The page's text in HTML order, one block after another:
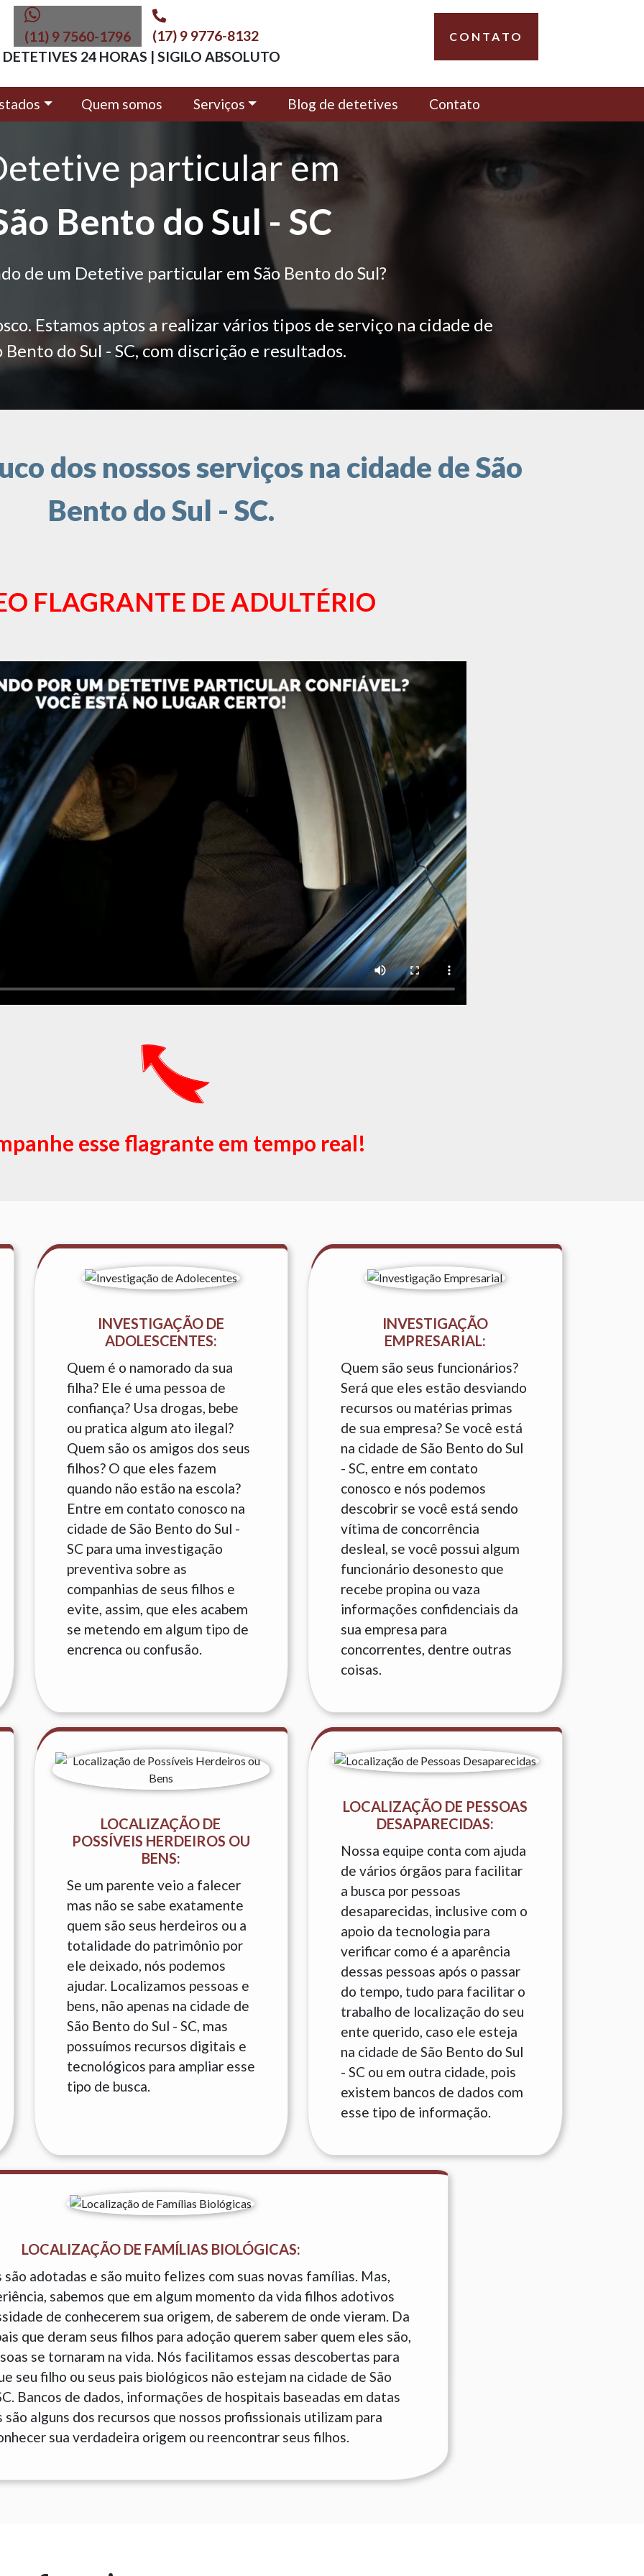
(11) 9 7560-1796
(17) 9 9776-8132
DETETIVES 24 HORAS | SIGILO ABSOLUTO
CONTATO
Quem somos Serviços Blog de detetives Contato
particular em
Bento do Sul - SC
de um Detetive particular em São Bento do Sul?
Estamos aptos a realizar vários tipos de serviço na cidade de
Bento do Sul - SC, com discrição e resultados.
dos nossos serviços na cidade de São
Bento do Sul - SC.
FLAGRANTE DE ADULTÉRIO
esse flagrante em tempo real!
INVESTIGAÇÃO DE
ADOLESCENTES:
Quem é o namorado da sua
filha? Ele é uma pessoa de
confiança? Usa drogas, bebe
ou pratica algum ato ilegal?
Quem são os amigos dos seus
filhos? O que eles fazem
quando não estão na escola?
Entre em contato conosco na
cidade de São Bento do Sul -
SC para uma investigação
preventiva sobre as
companhias de seus filhos e
evite, assim, que eles acabem
se metendo em algum tipo de
encrenca ou confusão.
INVESTIGAÇÃO
EMPRESARIAL:
Quem são seus funcionários?
Será que eles estão desviando
recursos ou matérias primas
de sua empresa? Se você está
na cidade de São Bento do Sul
- SC, entre em contato
conosco e nós podemos
descobrir se você está sendo
vítima de concorrência
desleal, se você possui algum
funcionário desonesto que
recebe propina ou vaza
informações confidenciais da
sua empresa para
concorrentes, dentre outras
coisas.
LOCALIZAÇÃO DE
POSSÍVEIS HERDEIROS OU
BENS:
Se um parente veio a falecer
mas não se sabe exatamente
quem são seus herdeiros ou a
totalidade do patrimônio por
ele deixado, nós podemos
ajudar. Localizamos pessoas e
bens, não apenas na cidade de
São Bento do Sul - SC, mas
possuímos recursos digitais e
tecnológicos para ampliar esse
tipo de busca.
LOCALIZAÇÃO DE PESSOAS
DESAPARECIDAS:
Nossa equipe conta com ajuda
de vários órgãos para facilitar
a busca por pessoas
desaparecidas, inclusive com o
apoio da tecnologia para
verificar como é a aparência
dessas pessoas após o passar
do tempo, tudo para facilitar o
trabalho de localização do seu
ente querido, caso ele esteja
na cidade de São Bento do Sul
- SC ou em outra cidade, pois
existem bancos de dados com
esse tipo de informação.
LOCALIZAÇÃO DE FAMÍLIAS BIOLÓGICAS:
adotadas e são muito felizes com suas novas famílias. Mas,
sabemos que em algum momento da vida filhos adotivos
de conhecerem sua origem, de saberem de onde vieram. Da
que deram seus filhos para adoção querem saber quem eles são,
se tornaram na vida. Nós facilitamos essas descobertas para
seu filho ou seus pais biológicos não estejam na cidade de São
Bancos de dados, informações de hospitais baseadas em datas
alguns dos recursos que nossos profissionais utilizam para
sua verdadeira origem ou reencontrar seus filhos.